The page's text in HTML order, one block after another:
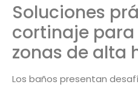
Soluciones
cortinaje para
zonas de alta
Los baños presentan